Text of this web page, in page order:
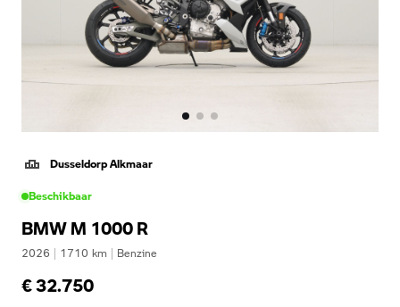
Dusseldorp Alkmaar
Beschikbaar
BMW M 1000 R
2026 | 1710 km | Benzine
€ 32.750